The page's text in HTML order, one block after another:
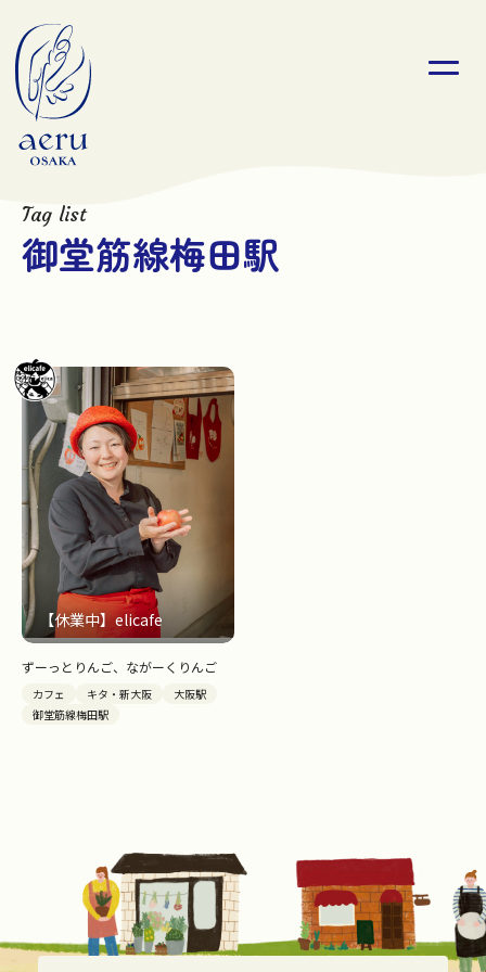
Tag list
御堂筋線梅田駅
【休業中】elicafe
ずーっとりんご、ながーくりんご
カフェ キタ・新大阪
大阪駅
御堂筋線梅田駅